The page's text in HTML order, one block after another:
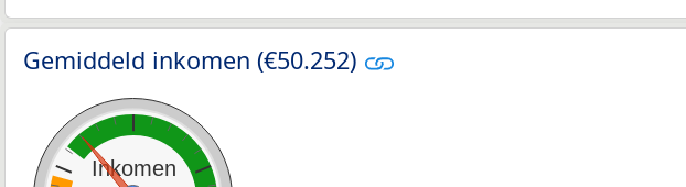
Gemiddeld inkomen (€50.252)
Inkomen